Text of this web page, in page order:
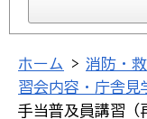
ホーム > 消防・
習会内容・庁舎見
手当普及員講習（